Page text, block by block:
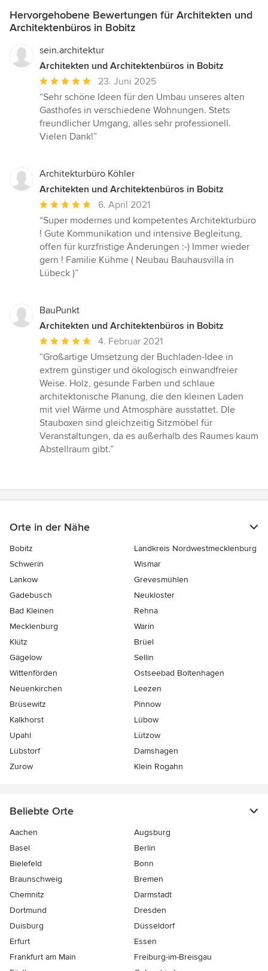
Hervorgehobene Bewertungen für Architekten und
Architektenbüros in Bobitz
sein.architektur
Architekten und Architektenbüros in Bobitz
Durchschnittliche
Bewertung:
5
von
5
23. Juni 2025
“Sehr schöne Ideen für den Umbau unseres alten
Gasthofes in verschiedene Wohnungen. Stets
freundlicher Umgang, alles sehr professionell.
Vielen Dank!”
Architekturbüro Köhler
Architekten und Architektenbüros in Bobitz
Durchschnittliche
Bewertung:
5
von
5
Sternen
6. April 2021
“Super modernes und kompetentes Architekturbüro
! Gute Kommunikation und intensive Begleitung,
offen für kurzfristige Änderungen :-) Immer wieder
gern ! Familie Kühme ( Neubau Bauhausvilla in
Lübeck )”
BauPunkt
Architekten und Architektenbüros in Bobitz
Durchschnittliche
Bewertung:
5
von
5
Sternen
4. Februar 2021
“Großartige Umsetzung der Buchladen-Idee in
extrem günstiger und ökologisch einwandfreier
Weise. Holz, gesunde Farben und schlaue
architektonische Planung, die den kleinen Laden
mit viel Wärme und Atmosphäre ausstattet. DIe
Stauboxen sind gleichzeitig Sitzmöbel für
Veranstaltungen, da es außerhalb des Raumes kaum
Abstellraum gibt.”
Orte in der Nähe
Bobitz
Landkreis Nordwestmecklenburg
Schwerin
Wismar
Lankow
Grevesmühlen
Gadebusch
Neukloster
Bad Kleinen
Rehna
Mecklenburg
Warin
Klütz
Brüel
Gägelow
Sellin
Wittenförden
Ostseebad Boltenhagen
Neuenkirchen
Leezen
Brüsewitz
Pinnow
Kalkhorst
Lübow
Upahl
Lützow
Lübstorf
Damshagen
Zurow
Klein Rogahn
Beliebte Orte
Aachen
Augsburg
Basel
Berlin
Bielefeld
Bonn
Braunschweig
Bremen
Chemnitz
Darmstadt
Dortmund
Dresden
Duisburg
Düsseldorf
Erfurt
Essen
Frankfurt am Main
Freiburg-im-Breisgau